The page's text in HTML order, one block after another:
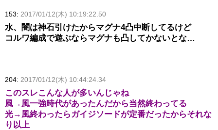
153: 2017/01/12(木) 10:19:22.50
水、闇は神石引けたからマグナ4凸中断してるけど
コルワ編成で遊ぶならマグナも凸してかないとな…
204: 2017/01/12(木) 10:44:24.34
このスレこんな人が多いんじゃね
風→風一強時代があったんだから当然終わってる
光→風終わったらガイジソードが定番だったからそれな
り以上